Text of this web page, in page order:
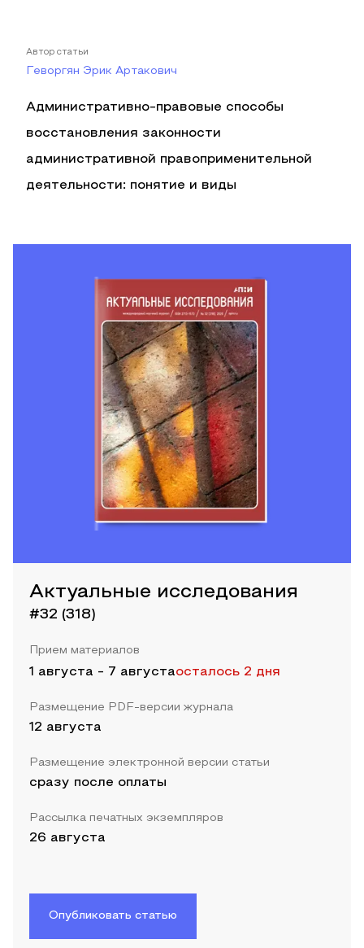
Автор статьи
Геворгян Эрик Артакович
Административно-правовые способы
восстановления законности
административной правоприменительной
деятельности: понятие и виды
Актуальные исследования
#32 (318)
Прием материалов
1 августа - 7 августаосталось 2 дня
Размещение PDF-версии журнала
12 августа
Размещение электронной версии статьи
сразу после оплаты
Рассылка печатных экземпляров
26 августа
Опубликовать статью